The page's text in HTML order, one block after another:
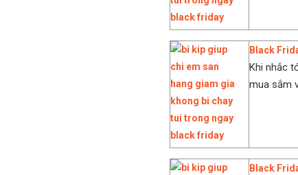
Black
Khi nhắc
mua sắm
Black